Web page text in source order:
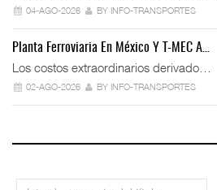
04-AGO-2026 BY INFO-TRANSPORTES
Planta Ferroviaria En México Y T-MEC A…
Los costos extraordinarios derivado…
02-AGO-2026 BY INFO-TRANSPORTES
Introduzca